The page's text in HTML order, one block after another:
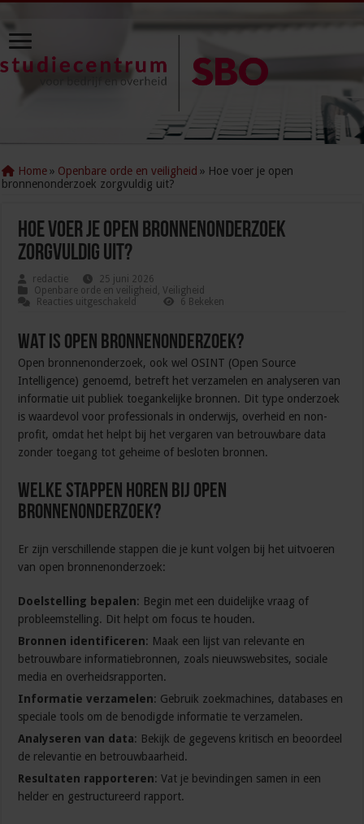
Home » Openbare orde en veiligheid » Hoe voer je open
bronnenonderzoek zorgvuldig uit?
Hoe voer je open bronnenonderzoek
zorgvuldig uit?
redactie
25 juni 2026
Openbare orde en veiligheid ,Veiligheid
Reacties uitgeschakeld
je
open
bronnenonderzoek
zorgvuldig
uit?
6 Bekeken
Wat is open bronnenonderzoek?
Open bronnenonderzoek, ook wel OSINT (Open Source
Intelligence) genoemd, betreft het verzamelen en analyseren van
informatie uit publiek toegankelijke bronnen. Dit type onderzoek
is waardevol voor professionals in onderwijs, overheid en non-
profit, omdat het helpt bij het vergaren van betrouwbare data
zonder toegang tot geheime of besloten bronnen.
Welke stappen horen bij open
bronnenonderzoek?
Er zijn verschillende stappen die je kunt volgen bij het uitvoeren
van open bronnenonderzoek:
Doelstelling bepalen: Begin met een duidelijke vraag of
probleemstelling. Dit helpt om focus te houden.
Bronnen identificeren: Maak een lijst van relevante en
betrouwbare informatiebronnen, zoals nieuwswebsites, sociale
media en overheidsrapporten.
Informatie verzamelen: Gebruik zoekmachines, databases en
speciale tools om de benodigde informatie te verzamelen.
Analyseren van data: Bekijk de gegevens kritisch en beoordeel
de relevantie en betrouwbaarheid.
Resultaten rapporteren: Vat je bevindingen samen in een
helder en gestructureerd rapport.